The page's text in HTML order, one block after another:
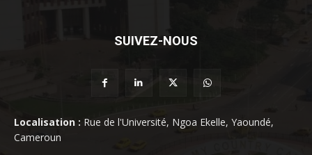
SUIVEZ-NOUS
Localisation : Rue de l'Université, Ngoa Ekelle, Yaoundé,
Cameroun